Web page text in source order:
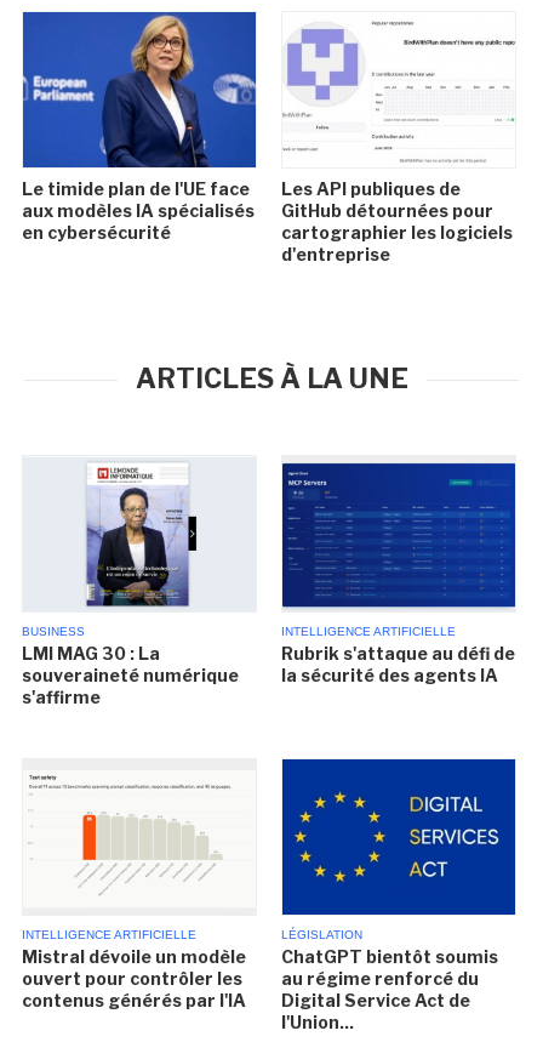
Le timide plan de l'UE face
aux modèles IA spécialisés
en cybersécurité
Les API publiques de
GitHub détournées pour
cartographier les logiciels
d'entreprise
ARTICLES À LA UNE
BUSINESS
LMI MAG 30 : La
souveraineté numérique
s'affirme
INTELLIGENCE ARTIFICIELLE
Rubrik s'attaque au défi de
la sécurité des agents IA
INTELLIGENCE ARTIFICIELLE
Mistral dévoile un modèle
ouvert pour contrôler les
contenus générés par l'IA
LÉGISLATION
ChatGPT bientôt soumis
au régime renforcé du
Digital Service Act de
l'Union...